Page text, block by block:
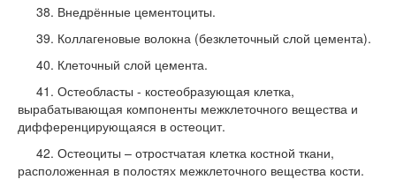
38. Внедрённые цементоциты.
39. Коллагеновые волокна (безклеточный слой цемента).
40. Клеточный слой цемента.
41. Остеобласты - костеобразующая клетка,
вырабатывающая компоненты межклеточного вещества и
дифференцирую­щаяся в остеоцит.
42. Остеоциты – отростчатая клетка костной ткани,
расположенная в полостях меж­клеточного вещества кости.